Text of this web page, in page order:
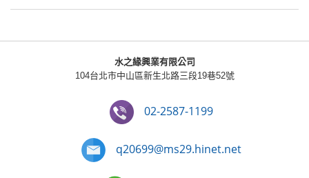
水之緣興業有限公司
104台北市中山區新生北路三段19巷52號
02-2587-1199
q20699@ms29.hinet.net